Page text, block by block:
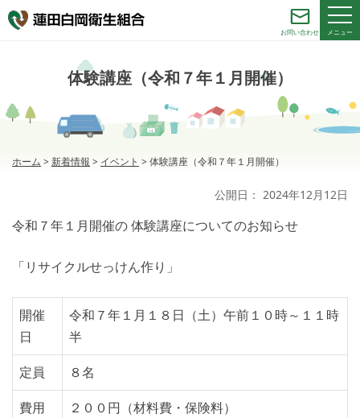
お問い合わせ メニュー
体験講座（令和７年１月開催）
ホーム > 新着情報 > イベント >体験講座（令和７年１月開催）
公開日： 2024年12月12日
令和７年１月開催の 体験講座についてのお知らせ
「リサイクルせっけん作り」
開催
日
令和７年１月１８日（土）午前１０時～１１時
半
定員
８名
費用
２００円（材料費・保険料）